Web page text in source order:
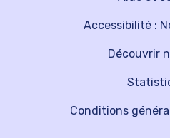
Découvrir
Accessibilité :
Conditions